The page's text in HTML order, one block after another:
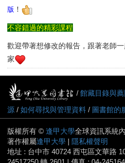
版 ！
不容錯過的精彩課程
歡迎帶著想修改的報告，跟著老師
家
/ 館藏目錄與
源 / 如何尋找與管理資料 / 圖書館的
版權所有 © 逢甲大學全球資訊系統
著作權屬逢甲大學 | 隱私權聲明
地址 : 台中市 40724 西屯區文華路